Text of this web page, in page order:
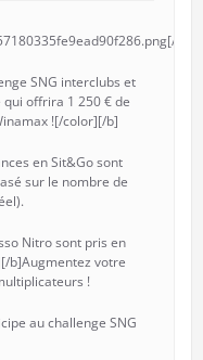
img]
SNG interclubs et
offrira 1 250 € de
![/color][/b]
en Sit&Go sont
sur le nombre de
Nitro sont pris en
b]Augmentez votre
!
au challenge SNG